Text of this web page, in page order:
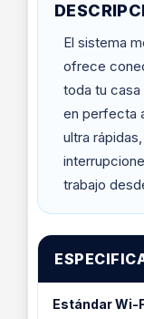
El sistema
ofrece
toda tu casa
en perfecta
ultra
trabajo
Estándar Wi-